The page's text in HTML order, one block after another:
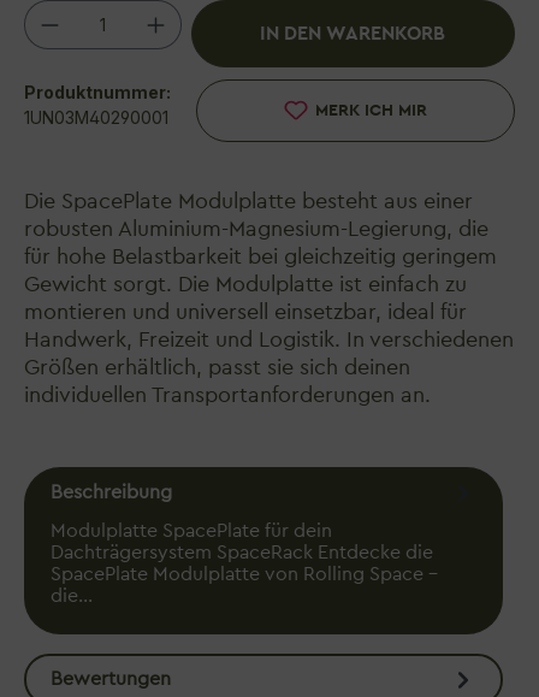
Produkt Anzahl: Gib den gewünschten
IN DEN WARENKORB
MERK ICH MIR
Produktnummer:
1UN03M40290001
Die SpacePlate Modulplatte besteht aus einer
robusten Aluminium-Magnesium-Legierung, die
für hohe Belastbarkeit bei gleichzeitig geringem
Gewicht sorgt. Die Modulplatte ist einfach zu
montieren und universell einsetzbar, ideal für
Handwerk, Freizeit und Logistik. In verschiedenen
Größen erhältlich, passt sie sich deinen
individuellen Transportanforderungen an.
Beschreibung
Modulplatte SpacePlate für dein
Dachträgersystem SpaceRack Entdecke die
SpacePlate Modulplatte von Rolling Space –
die…
Bewertungen